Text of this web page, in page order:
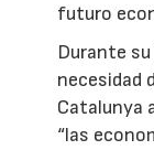
futuro
Durante
necesidad
Catalunya
“las